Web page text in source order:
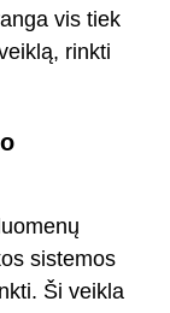
vis tiek
rinkti
sistemos
Ši veikla